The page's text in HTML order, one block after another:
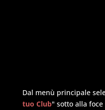
Dal menù principale
tuo Club" sotto alla